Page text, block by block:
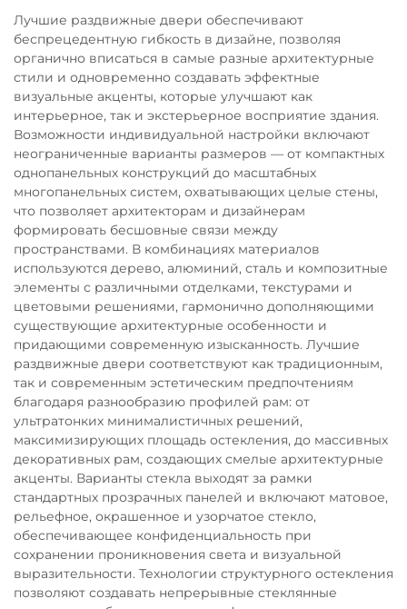
Лучшие раздвижные двери обеспечивают
беспрецедентную гибкость в дизайне, позволяя
органично вписаться в самые разные архитектурные
стили и одновременно создавать эффектные
визуальные акценты, которые улучшают как
интерьерное, так и экстерьерное восприятие здания.
Возможности индивидуальной настройки включают
неограниченные варианты размеров — от компактных
однопанельных конструкций до масштабных
многопанельных систем, охватывающих целые стены,
что позволяет архитекторам и дизайнерам
формировать бесшовные связи между
пространствами. В комбинациях материалов
используются дерево, алюминий, сталь и композитные
элементы с различными отделками, текстурами и
цветовыми решениями, гармонично дополняющими
существующие архитектурные особенности и
придающими современную изысканность. Лучшие
раздвижные двери соответствуют как традиционным,
так и современным эстетическим предпочтениям
благодаря разнообразию профилей рам: от
ультратонких минималистичных решений,
максимизирующих площадь остекления, до массивных
декоративных рам, создающих смелые архитектурные
акценты. Варианты стекла выходят за рамки
стандартных прозрачных панелей и включают матовое,
рельефное, окрашенное и узорчатое стекло,
обеспечивающее конфиденциальность при
сохранении проникновения света и визуальной
выразительности. Технологии структурного остекления
позволяют создавать непрерывные стеклянные